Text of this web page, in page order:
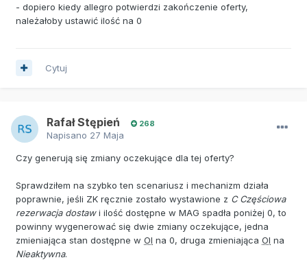
- dopiero kiedy allegro potwierdzi zakończenie oferty,
należałoby ustawić ilość na 0
Cytuj
Rafał Stępień 268
Napisano 27 Maja
Czy generują się zmiany oczekujące dla tej oferty?
Sprawdziłem na szybko ten scenariusz i mechanizm działa
poprawnie, jeśli ZK ręcznie zostało wystawione z C Częściowa
rezerwacja dostawi ilość dostępne w MAG spadła poniżej 0, to
powinny wygenerować się dwie zmiany oczekujące, jedna
zmieniająca stan dostępne w OI na 0, druga zmieniająca OI na
Nieaktywna.